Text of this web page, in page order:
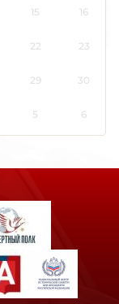
15 16
22 23
29 30
5 6